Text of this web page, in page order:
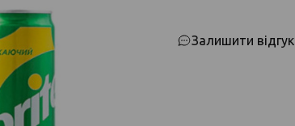
Залишити відгук